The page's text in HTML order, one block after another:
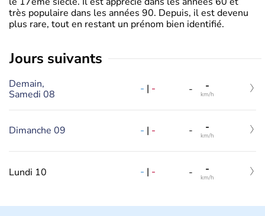
très populaire dans les années 90. Depuis, il est devenu
plus rare, tout en restant un prénom bien identifié.
jours suivants
Demain,
Samedi 08
- | - - -
km/h
Dimanche 09 - | - - -
km/h
Lundi 10 - | - - -
km/h